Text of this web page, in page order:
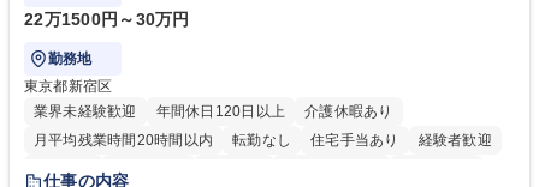
22万1500円～30万円
勤務地
東京都新宿区
業界未経験歓迎
年間休日120日以上
介護休暇あり
月平均残業時間20時間以内
転勤なし 住宅手当あり
経験者歓迎
研修あり
退職金あり
仕事の内容